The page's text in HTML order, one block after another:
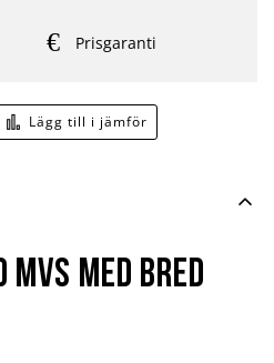
Lägg till i jämför
Prisgaranti
MVS med Bred